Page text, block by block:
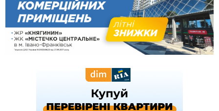
13:00
На Снятинщині спіймали чоловіка, який зливав з цистерни
у полі невідому речовину
12:29
У МОЗ змінили підхід до госпіталізації та оновили правила
роботи стаціонарів
12:07
На межі Прикарпаття і Тернопільщини невідомі засипали
У Франківську та Яремче зафіксували нові температурні
Росія вдарила по Харкову "Бандероллю": є постраждалі,
пошкоджено цивільне підприємство